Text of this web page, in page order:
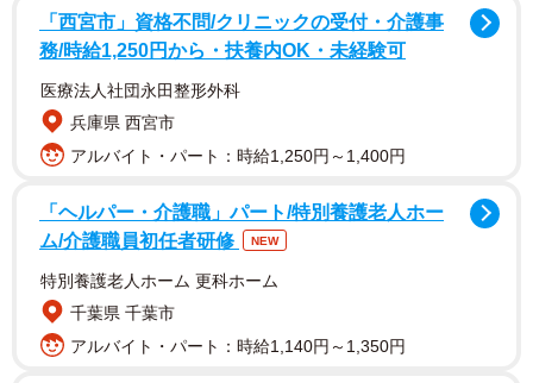
当時の松下電器には、山口以外にも後にロッテ、阪神で
活躍する左腕・福間納がいた。福井さんは制球力とスライ
ダーを武器に投手王国の一角を担っていたが、飛び抜けた
「西宮市」資格不問/クリニックの受付・介護事
務/時給1,250円から・扶養内OK・未経験可
医療法人社団永田整形外科
兵庫県 西宮市
アルバイト・パート：時給1,250円～1,400円
「ヘルパー・介護職」パート/特別養護老人ホー
ム/介護職員初任者研修
NEW
特別養護老人ホーム 更科ホーム
千葉県 千葉市
アルバイト・パート：時給1,140円～1,350円